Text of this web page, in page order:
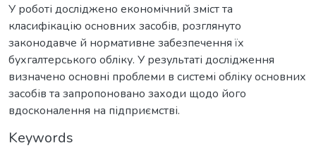
У роботі досліджено економічний зміст та
класифікацію основних засобів, розглянуто
законодавче й нормативне забезпечення їх
бухгалтерського обліку. У результаті дослідження
визначено основні проблеми в системі обліку основних
засобів та запропоновано заходи щодо його
вдосконалення на підприємстві.
Keywords